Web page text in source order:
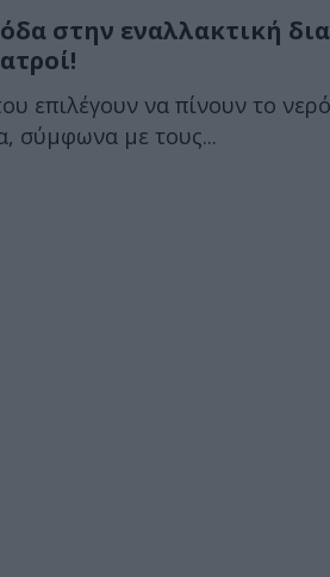
στην εναλλακτική
επιλέγουν να πίνουν το
σύμφωνα με τους...